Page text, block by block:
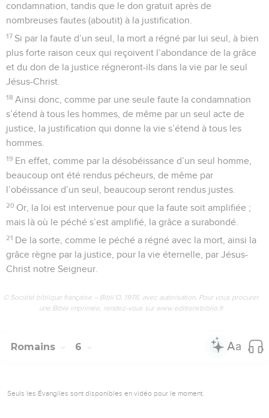
condamnation, tandis que le don gratuit après de
nombreuses fautes (aboutit) à la justification.
17 Si par la faute d’un seul, la mort a régné par lui seul, à bien
plus forte raison ceux qui reçoivent l’abondance de la grâce
et du don de la justice régneront-ils dans la vie par le seul
Jésus-Christ.
18 Ainsi donc, comme par une seule faute la condamnation
s’étend à tous les hommes, de même par un seul acte de
justice, la justification qui donne la vie s’étend à tous les
hommes.
19 En effet, comme par la désobéissance d’un seul homme,
beaucoup ont été rendus pécheurs, de même par
l’obéissance d’un seul, beaucoup seront rendus justes.
20 Or, la loi est intervenue pour que la faute soit amplifiée ;
mais là où le péché s’est amplifié, la grâce a surabondé.
21 De la sorte, comme le péché a régné avec la mort, ainsi la
grâce règne par la justice, pour la vie éternelle, par Jésus-
Christ notre Seigneur.
© Société biblique française – Bibli’O, 1978, avec autorisation. Pour vous procurer
une Bible imprimée, rendez-vous sur www.editionsbiblio.fr
Romains 6
Seuls les Évangiles sont disponibles en vidéo pour le moment.